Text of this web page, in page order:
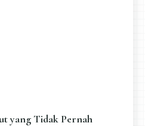
yang Tidak Pernah